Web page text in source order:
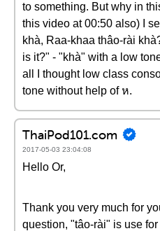
to something. But why in
this video at 00:50 also) I
khà, Raa-khaa thâo-rài
is it?" - "khà" with a low
all I thought low class
tone without help of ห.
ThaiPod101.com
2017-05-03 23:04:08
Hello Or,
Thank you very much for
question, "tâo-rài" is use